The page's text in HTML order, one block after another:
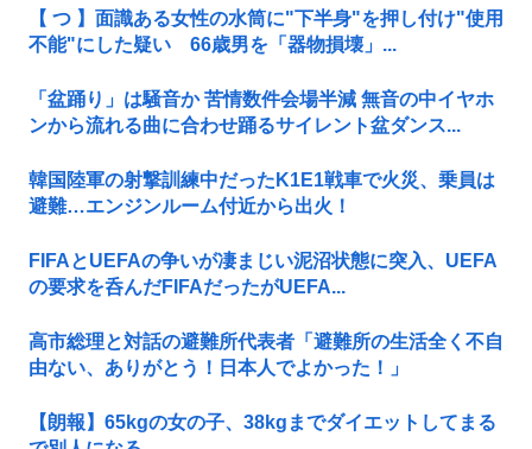
【 つ 】面識ある女性の水筒に"下半身"を押し付け"使用
不能"にした疑い 66歳男を「器物損壊」...
「盆踊り」は騒音か 苦情数件会場半減 無音の中イヤホ
ンから流れる曲に合わせ踊るサイレント盆ダンス...
韓国陸軍の射撃訓練中だったK1E1戦車で火災、乗員は
避難…エンジンルーム付近から出火！
FIFAとUEFAの争いが凄まじい泥沼状態に突入、UEFA
の要求を呑んだFIFAだったがUEFA...
高市総理と対話の避難所代表者「避難所の生活全く不自
由ない、ありがとう！日本人でよかった！」
【朗報】65kgの女の子、38kgまでダイエットしてまる